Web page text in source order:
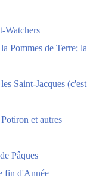
Watchers
Pommes de Terre; la
Saint-Jacques (c'est
et autres
Pâques
fin d'Année